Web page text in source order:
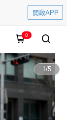
開啟APP
0
1/5